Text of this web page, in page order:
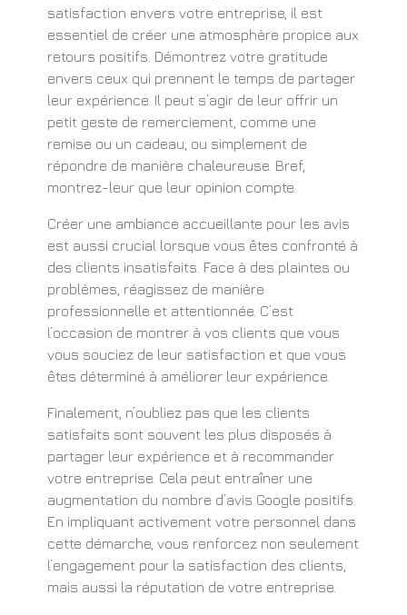
satisfaction envers votre entreprise, il est
essentiel de créer une atmosphère propice aux
retours positifs. Démontrez votre gratitude
envers ceux qui prennent le temps de partager
leur expérience. Il peut s’agir de leur offrir un
petit geste de remerciement, comme une
remise ou un cadeau, ou simplement de
répondre de manière chaleureuse. Bref,
montrez-leur que leur opinion compte.
Créer une ambiance accueillante pour les avis
est aussi crucial lorsque vous êtes confronté à
des clients insatisfaits. Face à des plaintes ou
problèmes, réagissez de manière
professionnelle et attentionnée. C’est
l’occasion de montrer à vos clients que vous
vous souciez de leur satisfaction et que vous
êtes déterminé à améliorer leur expérience.
Finalement, n’oubliez pas que les clients
satisfaits sont souvent les plus disposés à
partager leur expérience et à recommander
votre entreprise. Cela peut entraîner une
augmentation du nombre d’avis Google positifs.
En impliquant activement votre personnel dans
cette démarche, vous renforcez non seulement
l’engagement pour la satisfaction des clients,
mais aussi la réputation de votre entreprise.